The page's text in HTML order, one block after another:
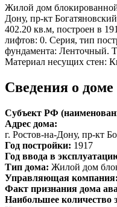
Жилой дом блокированной
Дону, пр-кт
402.20 кв.м, построен в
лифтов: 0. Серия, тип
фундамента: Ленточный.
Материал несущих стен:
Сведения о доме
Субъект РФ
Адрес дома:
г. Ростов-на-Дону, пр-кт
Год постройки: 1917
Год ввода в
Тип дома: Жилой дом
Управляющая компания:
Факт признания дома
Наибольшее количество